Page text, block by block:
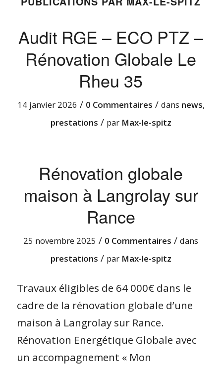
Audit RGE – ECO PTZ –
Rénovation Globale Le
Rheu 35
14 janvier 2026 / 0 Commentaires / dans news,
prestations / par Max-le-spitz
Rénovation globale
maison à Langrolay sur
Rance
25 novembre 2025 / 0 Commentaires / dans
prestations / par Max-le-spitz
Travaux éligibles de 64 000€ dans le
cadre de la rénovation globale d’une
maison à Langrolay sur Rance.
Rénovation Energétique Globale avec
un accompagnement « Mon